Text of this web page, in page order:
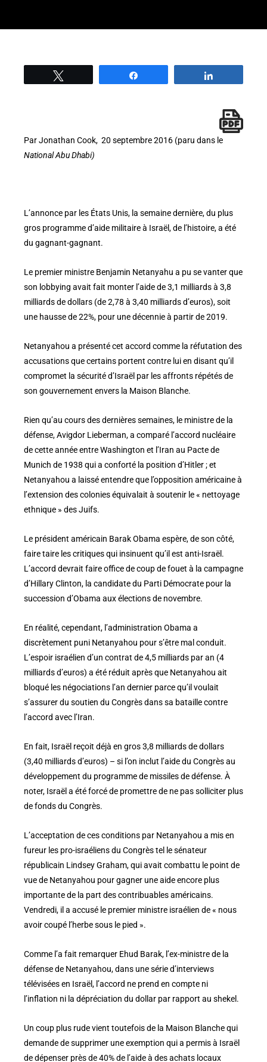
Par Jonathan Cook, 20 septembre 2016 (paru dans le
National Abu Dhabi)
L’annonce par les États Unis, la semaine dernière, du plus
gros programme d’aide militaire à Israël, de l’histoire, a été
du gagnant-gagnant.
Le premier ministre Benjamin Netanyahu a pu se vanter que
son lobbying avait fait monter l’aide de 3,1 milliards à 3,8
milliards de dollars (de 2,78 à 3,40 milliards d’euros), soit
une hausse de 22%, pour une décennie à partir de 2019.
Netanyahou a présenté cet accord comme la réfutation des
accusations que certains portent contre lui en disant qu’il
compromet la sécurité d’Israël par les affronts répétés de
son gouvernement envers la Maison Blanche.
Rien qu’au cours des dernières semaines, le ministre de la
défense, Avigdor Lieberman, a comparé l’accord nucléaire
de cette année entre Washington et l’Iran au Pacte de
Munich de 1938 qui a conforté la position d’Hitler ; et
Netanyahou a laissé entendre que l’opposition américaine à
l’extension des colonies équivalait à soutenir le « nettoyage
ethnique » des Juifs.
Le président américain Barak Obama espère, de son côté,
faire taire les critiques qui insinuent qu’il est anti-Israël.
L’accord devrait faire office de coup de fouet à la campagne
d’Hillary Clinton, la candidate du Parti Démocrate pour la
succession d’Obama aux élections de novembre.
En réalité, cependant, l’administration Obama a
discrètement puni Netanyahou pour s’être mal conduit.
L’espoir israélien d’un contrat de 4,5 milliards par an (4
milliards d’euros) a été réduit après que Netanyahou ait
bloqué les négociations l’an dernier parce qu’il voulait
s’assurer du soutien du Congrès dans sa bataille contre
l’accord avec l’Iran.
En fait, Israël reçoit déjà en gros 3,8 milliards de dollars
(3,40 milliards d’euros) – si l’on inclut l’aide du Congrès au
développement du programme de missiles de défense. À
noter, Israël a été forcé de promettre de ne pas solliciter plus
de fonds du Congrès.
L’acceptation de ces conditions par Netanyahou a mis en
fureur les pro-israéliens du Congrès tel le sénateur
républicain Lindsey Graham, qui avait combattu le point de
vue de Netanyahou pour gagner une aide encore plus
importante de la part des contribuables américains.
Vendredi, il a accusé le premier ministre israélien de « nous
avoir coupé l’herbe sous le pied ».
Comme l’a fait remarquer Ehud Barak, l’ex-ministre de la
défense de Netanyahou, dans une série d’interviews
télévisées en Israël, l’accord ne prend en compte ni
l’inflation ni la dépréciation du dollar par rapport au shekel.
Un coup plus rude vient toutefois de la Maison Blanche qui
demande de supprimer une exemption qui a permis à Israël
de dépenser près de 40% de l’aide à des achats locaux